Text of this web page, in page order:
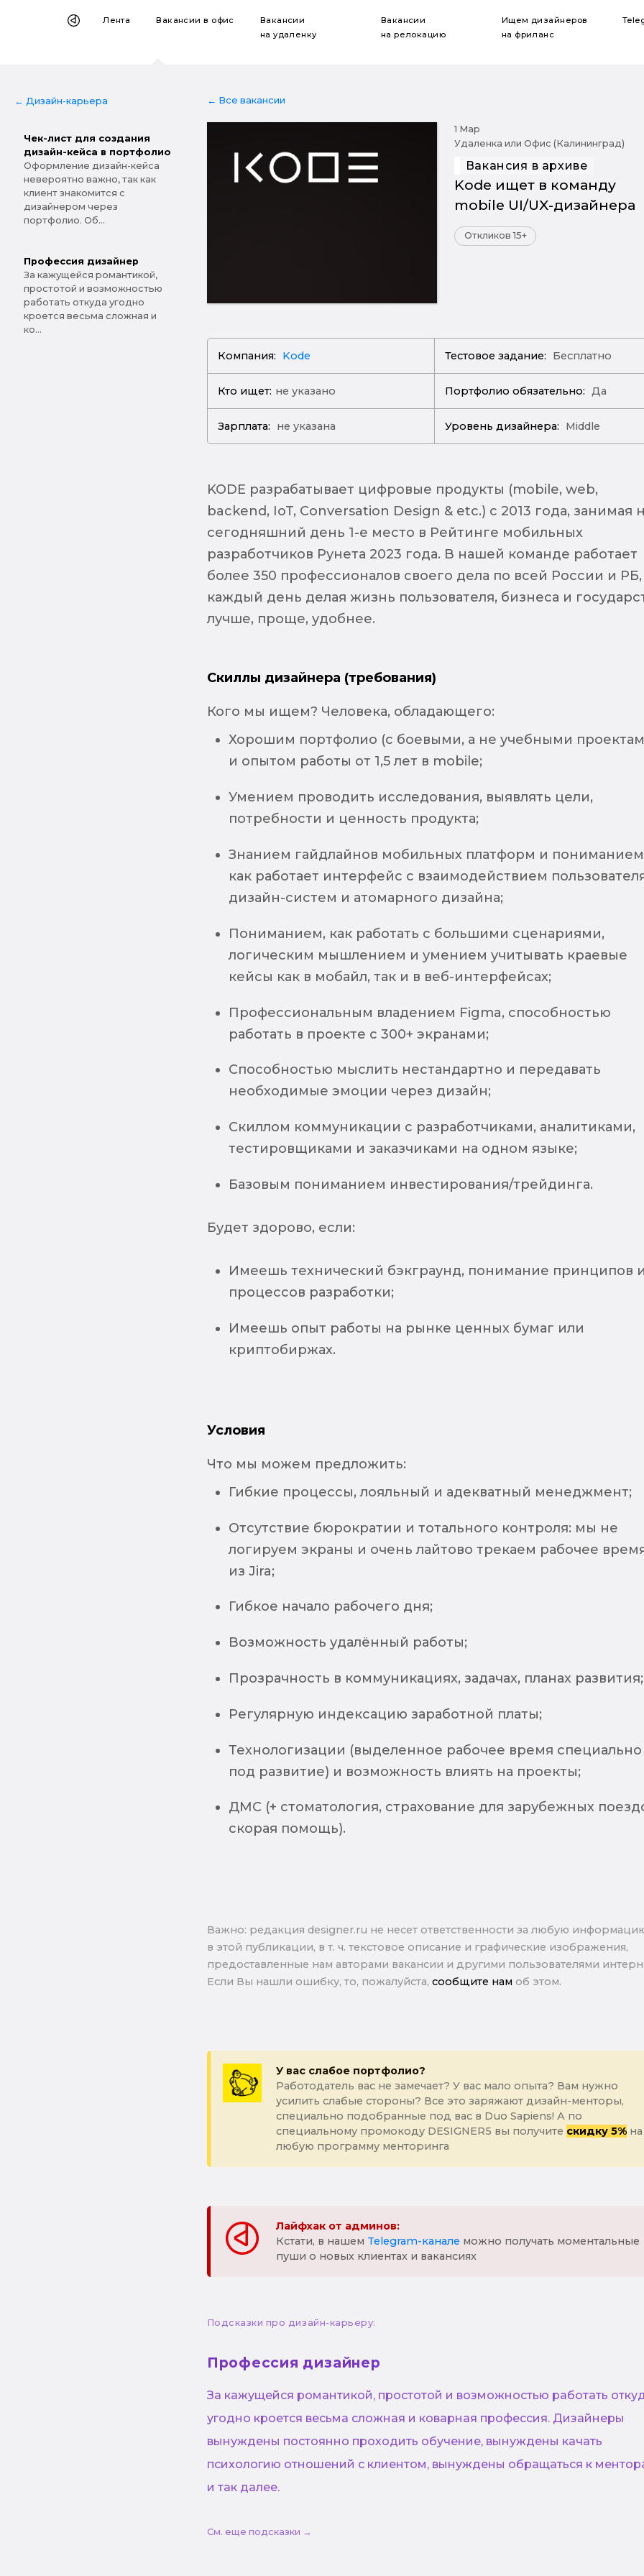
Лента Вакансиив офис
Вакансии
на удаленку
Вакансии
на релокацию
Ищем дизайнеров
на фриланс
← Дизайн-карьера
Чек-лист для создания
дизайн-кейса в портфолио
Оформление дизайн-кейса
невероятно важно, так как
клиент знакомится с
дизайнером через
портфолио. Об...
Профессия дизайнер
За кажущейся романтикой,
простотой и возможностью
работать откуда угодно
кроется весьма сложная и
ко...
← Все вакансии
1 Мар
Удаленка или Офис (Калининград)
Вакансия в архиве
Kode ищет в команду
mobile UI/UX-дизайнера
Откликов 15+
Компания: Kode Тестовое задание: Бесплатно
Кто ищет: не указано Портфолио обязательно: Да
Зарплата: не указана Уровень дизайнера: Middle
KODE разрабатывает цифровые продукты (mobile, web,
backend, IoT, Conversation Design & etc.) с 2013 года, занимая
сегодняшний день 1-е место в Рейтинге мобильных
разработчиков Рунета 2023 года. В нашей команде работает
более 350 профессионалов своего дела по всей России и РБ,
каждый день делая жизнь пользователя, бизнеса и
лучше, проще, удобнее.
Скиллы дизайнера (требования)
Кого мы ищем? Человека, обладающего:
Хорошим портфолио (с боевыми, а не учебными
и опытом работы от 1,5 лет в mobile;
Умением проводить исследования, выявлять цели,
потребности и ценность продукта;
Знанием гайдлайнов мобильных платформ и пониманием
как работает интерфейс с взаимодействием
дизайн-систем и атомарного дизайна;
Пониманием, как работать с большими сценариями,
логическим мышлением и умением учитывать краевые
кейсы как в мобайл, так и в веб-интерфейсах;
Профессиональным владением Figma, способностью
работать в проекте с 300+ экранами;
Способностью мыслить нестандартно и передавать
необходимые эмоции через дизайн;
Скиллом коммуникации с разработчиками, аналитиками,
тестировщиками и заказчиками на одном языке;
Базовым пониманием инвестирования/трейдинга.
Будет здорово, если:
Имеешь технический бэкграунд, понимание принципов
процессов разработки;
Имеешь опыт работы на рынке ценных бумаг или
криптобиржах.
Условия
Что мы можем предложить:
Гибкие процессы, лояльный и адекватный менеджмент;
Отсутствие бюрократии и тотального контроля: мы не
логируем экраны и очень лайтово трекаем рабочее
из Jira;
Гибкое начало рабочего дня;
Возможность удалённый работы;
Прозрачность в коммуникациях, задачах, планах развития;
Регулярную индексацию заработной платы;
Технологизации (выделенное рабочее время специально
под развитие) и возможность влиять на проекты;
ДМС (+ стоматология, страхование для зарубежных
скорая помощь).
Важно: pедакция designer.ru не несет ответственности за любую
в этой публикации, в т. ч. текстовое описание и графические изображения,
предоставленные нам авторами вакансии и другими пользователями
Если Вы нашли ошибку, то, пожалуйста, сообщите нам об этом.
У вас слабое портфолио?
Работодатель вас не замечает? У вас мало опыта? Вам нужно
усилить слабые стороны? Все это заряжают дизайн-менторы,
специально подобранные под вас в Duo Sapiens! А по
специальному промокоду DESIGNER5 вы получите скидку 5%на
любую программу менторинга
Лайфхак от админов:
Кстати, в нашем Telegram-канале можно получать моментальные
пуши о новых клиентах и вакансиях
Подсказки про дизайн-карьеру:
Профессия дизайнер
За кажущейся романтикой, простотой и возможностью работать
угодно кроется весьма сложная и коварная профессия. Дизайнеры
вынуждены постоянно проходить обучение, вынуждены качать
психологию отношений с клиентом, вынуждены обращаться к
и так далее.
См. еще подсказки →